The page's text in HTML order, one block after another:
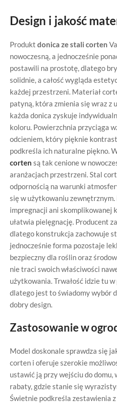
Design i jakość
Produkt donica ze stali corten
nowoczesną, a jednocześnie
postawili na prostotę, dlatego
solidnie, a całość wygląda
każdej przestrzeni. Materiał
patyną, która zmienia się wraz z
każda donica zyskuje
koloru. Powierzchnia przyciąga
odcieniem, który pięknie
podkreśla ich naturalne piękno.
corten są tak cenione w
aranżacjach przestrzeni. Stal
odpornością na warunki
się w użytkowaniu zewnętrznym.
impregnacji ani skomplikowanej
ułatwia pielęgnację. Producent
dlatego konstrukcja zachowuje
jednocześnie forma pozostaje
bezpieczny dla roślin oraz
nie traci swoich właściwości
użytkowania. Trwałość idzie tu
dlatego jest to świadomy wybór
dobry design.
Zastosowanie w
Model doskonale sprawdza się
corten i oferuje szerokie
ustawić ją przy wejściu do domu,
rabaty, gdzie stanie się
Świetnie podkreśla zestawienia